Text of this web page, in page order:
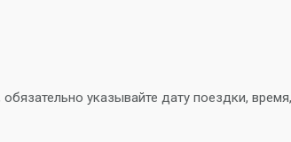
указывайте дату поездки, время,